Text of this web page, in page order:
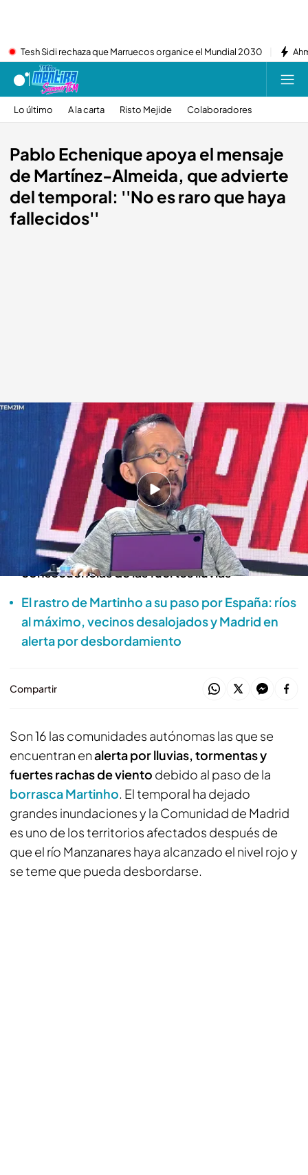
Tesh Sidi rechaza que Marruecos organice el Mundial 2030
Lo último A la carta Risto Mejide Colaboradores
Pablo Echenique apoya el mensaje
de Martínez-Almeida, que advierte
del temporal: ''No es raro que haya
fallecidos''
Pablo Echenique apoya el mensaje de Almeida que advierte del temporal
Déborah De la Calle
21 MAR 2025 - 16:21h.
16 comunidades autónomas se encuentran en
alerta por la borrasca Martinho
Pablo Echenique ha advertido sobre las
consecuencias de las fuertes lluvias
El rastro de Martinho a su paso por España: ríos
al máximo, vecinos desalojados y Madrid en
alerta por desbordamiento
Compartir
Son 16 las comunidades autónomas las que se
encuentran enalerta por lluvias, tormentas y
fuertes rachas de viento debido al paso de la
borrasca Martinho. El temporal ha dejado
grandes inundaciones y la Comunidad de Madrid
es uno de los territorios afectados después de
que el río Manzanares haya alcanzado el nivel rojo y
se teme que pueda desbordarse.